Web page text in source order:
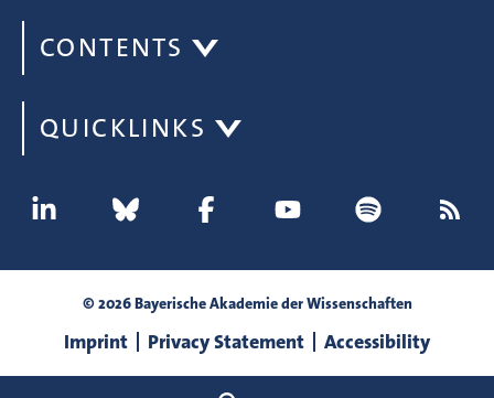
CONTENTS
QUICKLINKS
© 2026 Bayerische Akademie der Wissenschaften
Imprint Privacy Statement Accessibility